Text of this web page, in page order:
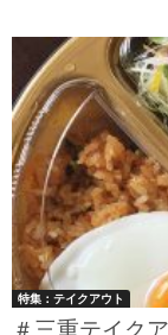
特集：テイクアウト